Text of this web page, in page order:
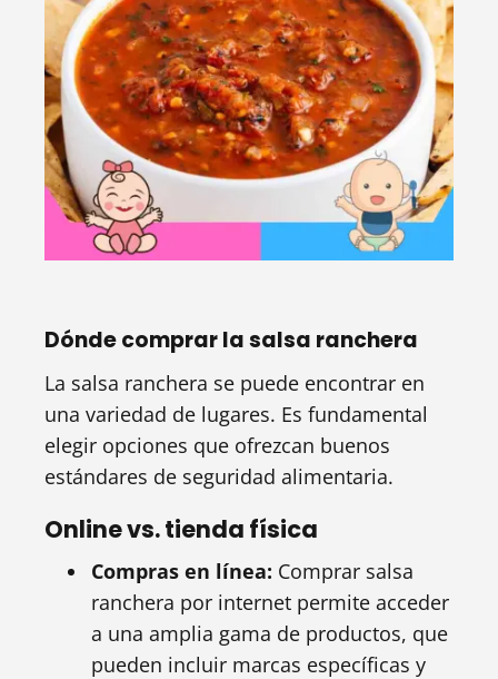
Dónde comprar la salsa ranchera
La salsa ranchera se puede encontrar en
una variedad de lugares. Es fundamental
elegir opciones que ofrezcan buenos
estándares de seguridad alimentaria.
Online vs. tienda física
Compras en línea: Comprar salsa
ranchera por internet permite acceder
a una amplia gama de productos, que
pueden incluir marcas específicas y